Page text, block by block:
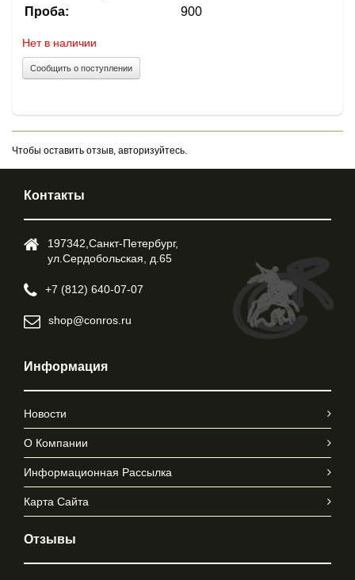
Проба:
900
Нет в наличии
Сообщить о поступлении
Чтобы оставить отзыв, авторизуйтесь.
Контакты
197342,Cанкт-Петербург,
ул.Cердобольская, д.65
+7 (812) 640-07-07
shop@conros.ru
Информация
Новости
О Компании
Информационная Рассылка
Карта Сайта
Отзывы